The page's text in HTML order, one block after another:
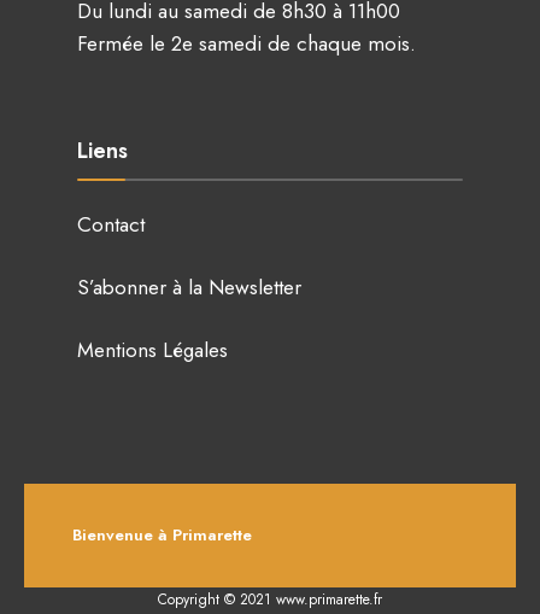
Du lundi au samedi de 8h30 à 11h00
Fermée le 2e samedi de chaque mois.
Liens
Contact
S’abonner à la Newsletter
Mentions Légales
Bienvenue à Primarette
Copyright © 2021 www.primarette.fr